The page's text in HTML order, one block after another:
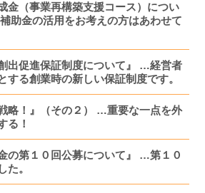
金（事業再構築支援コース）につい
助金の活用をお考えの方はあわせて
出促進保証制度について』 …経営者
する創業時の新しい保証制度です。
略！』（その２） …重要な一点を外
る！
の第１０回公募について』 …第１０
た。